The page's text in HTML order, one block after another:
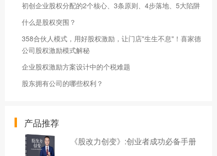
初创企业股权分配的2个核心、3条原则、4步落地、5大陷阱
什么是股权突围？
358合伙人模式，用好股权激励，让门店"生生不息"！喜家德
公司股权激励模式解秘
企业股权激励方案设计中的个税难题
股东拥有公司的哪些权利？
产品推荐
《股改力创变》:创业者成功必备手册